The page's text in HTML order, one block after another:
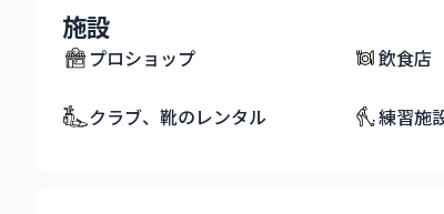
施設
プロショップ 飲食店
クラブ、靴のレンタル 練習施